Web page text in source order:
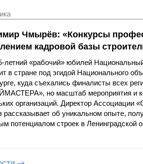
Чмырёв: «Конкурсы
кадровой базы
летний «рабочий» юбилей
в стране под эгидой Национального
куда съехались финалисты всех
но масштаб мероприятия и
организаций. Директор
об уникальном опыте,
потенциалом строек в Ленинградской